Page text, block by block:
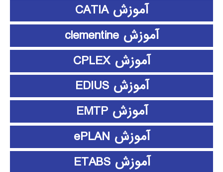
آموزش CATIA
آموزش clementine
آموزش CPLEX
آموزش EDIUS
آموزش EMTP
آموزش ePLAN
آموزش ETABS